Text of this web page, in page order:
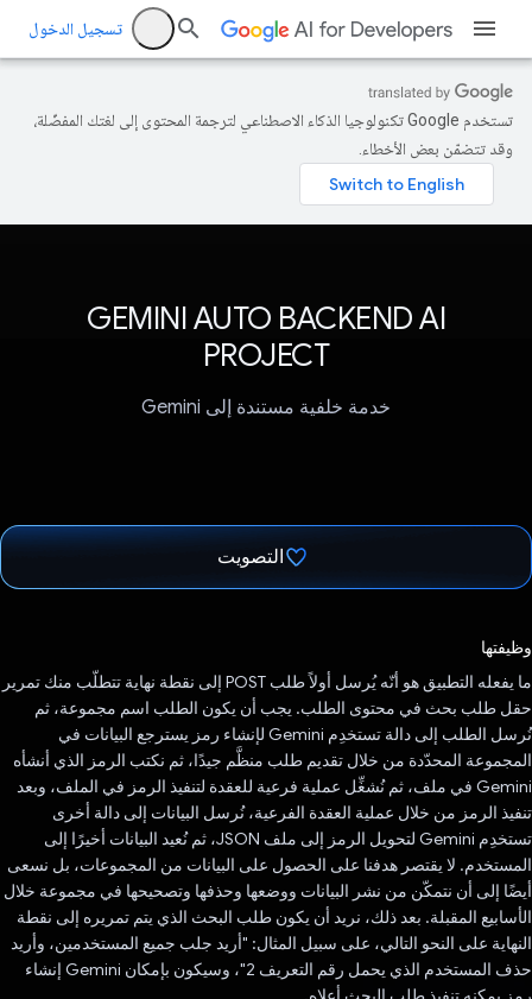
تسجيل الدخول
تستخدم Google تكنولوجيا الذكاء الاصطناعي لترجمة المحتوى إلى لغتك المفضّلة،
وقد تتضمّن بعض الأخطاء.
GEMINI AUTO BACKEND AI
PROJECT
خدمة خلفية مستندة إلى Gemini
التصويت
وظيفتها
ما يفعله التطبيق هو أنّه يُرسل أولاً طلب POST إلى نقطة نهاية تتطلّب منك تمرير
حقل طلب بحث في محتوى الطلب. يجب أن يكون الطلب اسم مجموعة، ثم
نُرسل الطلب إلى دالة تستخدِم Gemini لإنشاء رمز يسترجع البيانات في
المجموعة المحدّدة من خلال تقديم طلب منظَّم جيدًا، ثم نكتب الرمز الذي أنشأه
Gemini في ملف، ثم نُشغِّل عملية فرعية للعقدة لتنفيذ الرمز في الملف، وبعد
تنفيذ الرمز من خلال عملية العقدة الفرعية، نُرسل البيانات إلى دالة أخرى
تستخدِم Gemini لتحويل الرمز إلى ملف JSON، ثم نُعيد البيانات أخيرًا إلى
المستخدم. لا يقتصر هدفنا على الحصول على البيانات من المجموعات، بل نسعى
أيضًا إلى أن نتمكّن من نشر البيانات ووضعها وحذفها وتصحيحها في مجموعة خلال
الأسابيع المقبلة. بعد ذلك، نريد أن يكون طلب البحث الذي يتم تمريره إلى نقطة
النهاية على النحو التالي، على سبيل المثال: "أريد جلب جميع المستخدمين، وأريد
حذف المستخدم الذي يحمل رقم التعريف 2"، وسيكون بإمكان Gemini إنشاء